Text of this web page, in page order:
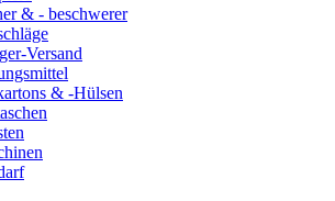
& - beschwerer
Versand
& -Hülsen